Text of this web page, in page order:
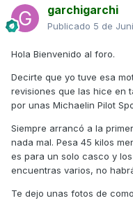
garchigarchi
Publicado 5 de
Hola Bienvenido al foro.
Decirte que yo tuve esa
revisiones que las hice en
por unas Michaelin Pilot
Siempre arrancó a la
nada mal. Pesa 45 kilos
es para un solo casco y
encuentras varios, no
Te dejo unas fotos de